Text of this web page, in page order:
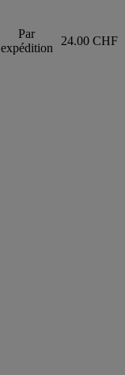
Par
expédition
24.00 CHF